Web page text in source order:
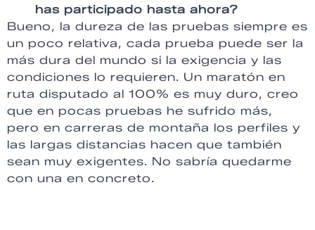
has participado hasta ahora?
Bueno, la dureza de las pruebas siempre es
un poco relativa, cada prueba puede ser la
más dura del mundo si la exigencia y las
condiciones lo requieren. Un maratón en
ruta disputado al 100% es muy duro, creo
que en pocas pruebas he sufrido más,
pero en carreras de montaña los perfiles y
las largas distancias hacen que también
sean muy exigentes. No sabría quedarme
con una en concreto.